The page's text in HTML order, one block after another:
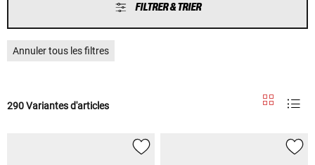
FILTRER & TRIER
Annuler tous les filtres
290 Variantes d'articles